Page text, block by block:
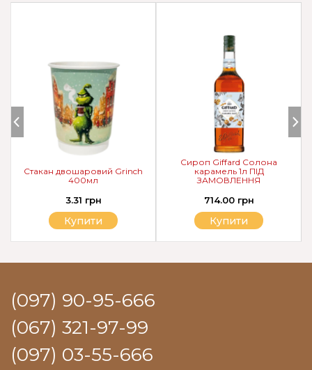
Сироп Giffard Солона
карамель 1л ПІД
ЗАМОВЛЕННЯ
714.00 грн
Купити
Стакан двошаровий Grinch
400мл
3.31 грн
Купити
(097) 90-95-666
(067) 321-97-99
(097) 03-55-666